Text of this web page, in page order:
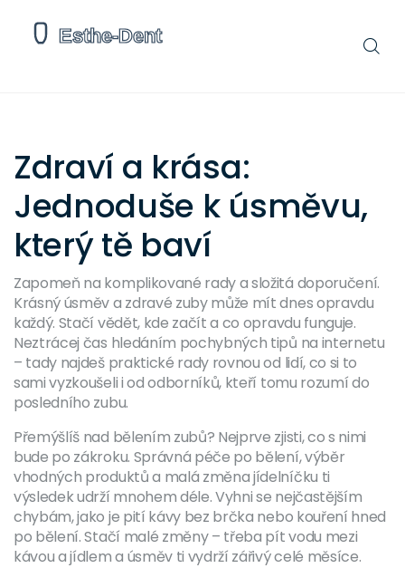
Zdraví a krása:
Jednoduše k úsměvu,
který tě baví
Zapomeň na komplikované rady a složitá doporučení.
Krásný úsměv a zdravé zuby může mít dnes opravdu
každý. Stačí vědět, kde začít a co opravdu funguje.
Neztrácej čas hledáním pochybných tipů na internetu
– tady najdeš praktické rady rovnou od lidí, co si to
sami vyzkoušeli i od odborníků, kteří tomu rozumí do
posledního zubu.
Přemýšlíš nad bělením zubů? Nejprve zjisti, co s nimi
bude po zákroku. Správná péče po bělení, výběr
vhodných produktů a malá změna jídelníčku ti
výsledek udrží mnohem déle. Vyhni se nejčastějším
chybám, jako je pití kávy bez brčka nebo kouření hned
po bělení. Stačí malé změny – třeba pít vodu mezi
kávou a jídlem a úsměv ti vydrží zářivý celé měsíce.